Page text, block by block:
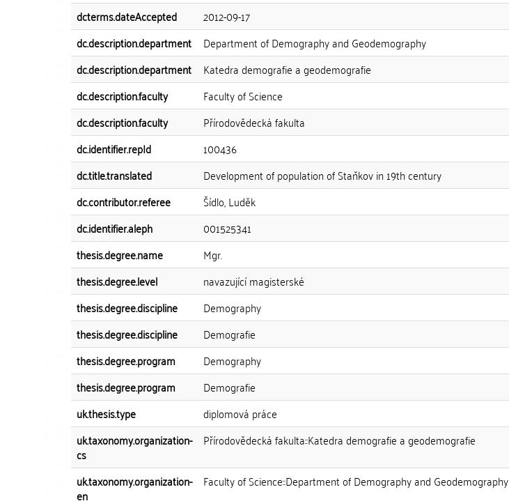
dcterms.dateAccepted
2012-09-17
dc.description.department
Department of Demography and Geodemography
dc.description.department
Katedra demografie a geodemografie
dc.description.faculty
Faculty of Science
dc.description.faculty
Přírodovědecká fakulta
dc.identifier.repId
100436
dc.title.translated
Development of population of Staňkov in 19th century
dc.contributor.referee
Šídlo, Luděk
dc.identifier.aleph
001525341
thesis.degree.name
Mgr.
thesis.degree.level
navazující magisterské
thesis.degree.discipline
Demography
thesis.degree.discipline
Demografie
thesis.degree.program
Demography
thesis.degree.program
Demografie
uk.thesis.type
diplomová práce
uk.taxonomy.organization-
cs
Přírodovědecká fakulta::Katedra demografie a geodemografie
uk.taxonomy.organization-
en
Faculty of Science::Department of Demography and Geodemography